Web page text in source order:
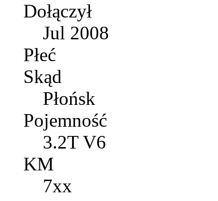
Dołączył
Jul 2008
Płeć
Skąd
Płońsk
Pojemność
3.2T V6
KM
7xx